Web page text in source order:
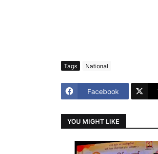
Tags National
Facebook
YOU MIGHT LIKE